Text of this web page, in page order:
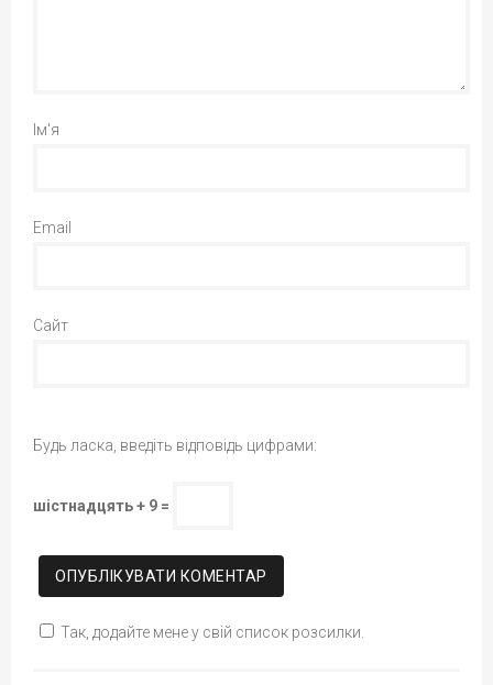
Ім'я
Email
Сайт
Будь ласка, введіть відповідь цифрами:
шістнадцять + 9 =
Так, додайте мене у свій список розсилки.